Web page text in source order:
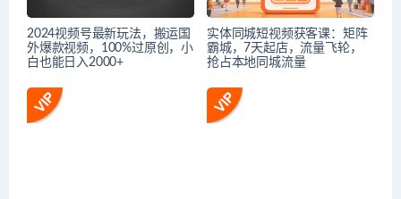
2024视频号最新玩法，搬运国
外爆款视频，100%过原创，小
白也能日入2000+
实体同城短视频获客课：矩阵
霸城，7天起店，流量飞轮，
抢占本地同城流量